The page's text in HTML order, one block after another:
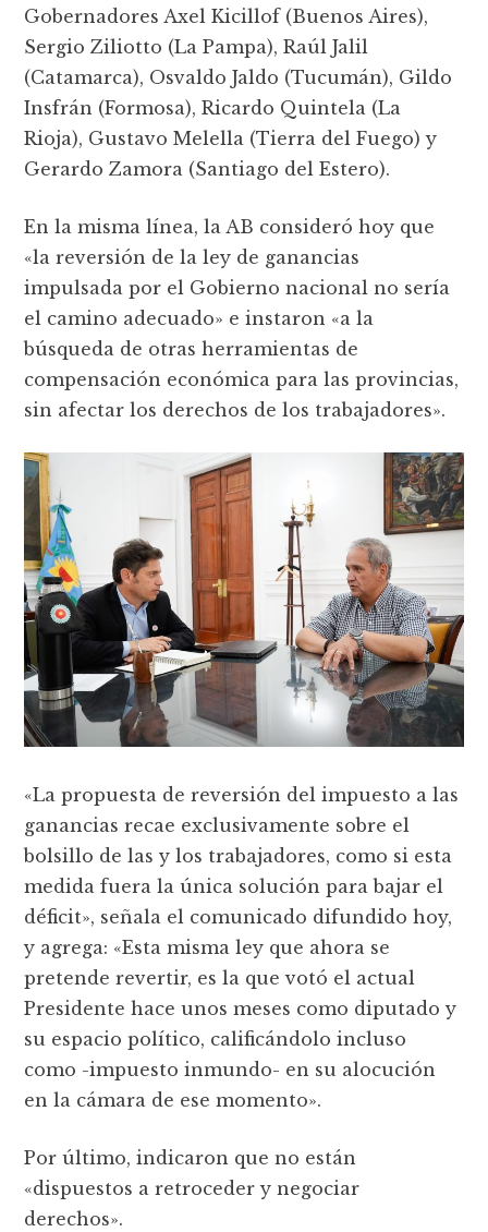
Gobernadores Axel Kicillof (Buenos Aires),
Sergio Ziliotto (La Pampa), Raúl Jalil
(Catamarca), Osvaldo Jaldo (Tucumán), Gildo
Insfrán (Formosa), Ricardo Quintela (La
Rioja), Gustavo Melella (Tierra del Fuego) y
Gerardo Zamora (Santiago del Estero).
En la misma línea, la AB consideró hoy que
«la reversión de la ley de ganancias
impulsada por el Gobierno nacional no sería
el camino adecuado» e instaron «a la
búsqueda de otras herramientas de
compensación económica para las provincias,
sin afectar los derechos de los trabajadores».
«La propuesta de reversión del impuesto a las
ganancias recae exclusivamente sobre el
bolsillo de las y los trabajadores, como si esta
medida fuera la única solución para bajar el
déficit», señala el comunicado difundido hoy,
y agrega: «Esta misma ley que ahora se
pretende revertir, es la que votó el actual
Presidente hace unos meses como diputado y
su espacio político, calificándolo incluso
como -impuesto inmundo- en su alocución
en la cámara de ese momento».
Por último, indicaron que no están
«dispuestos a retroceder y negociar
derechos».